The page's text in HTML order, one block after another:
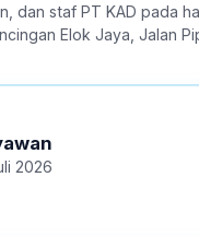
staf PT KAD pada
Elok Jaya, Jalan
2026